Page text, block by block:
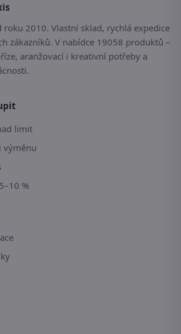
roku 2010. Vlastní sklad, rychlá expedice
zákazníků. V nabídce 19058 produktů –
aranžovací i kreativní potřeby a
limit
výměnu
%